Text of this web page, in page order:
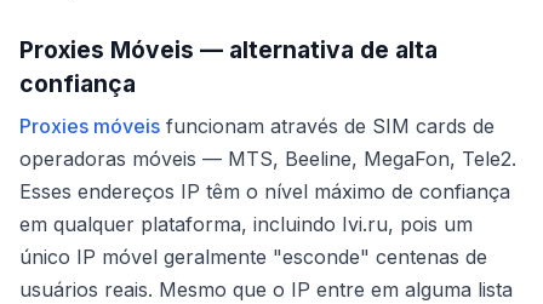
Proxies Móveis — alternativa de alta
confiança
Proxies móveis funcionam através de SIM cards de
operadoras móveis — MTS, Beeline, MegaFon, Tele2.
Esses endereços IP têm o nível máximo de confiança
em qualquer plataforma, incluindo Ivi.ru, pois um
único IP móvel geralmente "esconde" centenas de
usuários reais. Mesmo que o IP entre em alguma lista